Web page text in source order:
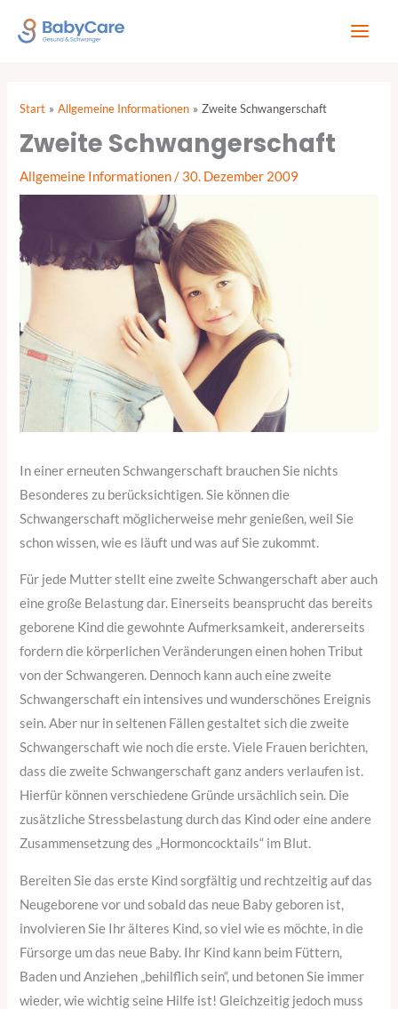
Inhalt
Start Allgemeine Informationen Zweite Schwangerschaft
Zweite Schwangerschaft
Allgemeine Informationen/ 30. Dezember 2009
In einer erneuten Schwangerschaft brauchen Sie nichts
Besonderes zu berücksichtigen. Sie können die
Schwangerschaft möglicherweise mehr genießen, weil Sie
schon wissen, wie es läuft und was auf Sie zukommt.
Für jede Mutter stellt eine zweite Schwangerschaft aber auch
eine große Belastung dar. Einerseits beansprucht das bereits
geborene Kind die gewohnte Aufmerksamkeit, andererseits
fordern die körperlichen Veränderungen einen hohen Tribut
von der Schwangeren. Dennoch kann auch eine zweite
Schwangerschaft ein intensives und wunderschönes Ereignis
sein. Aber nur in seltenen Fällen gestaltet sich die zweite
Schwangerschaft wie noch die erste. Viele Frauen berichten,
dass die zweite Schwangerschaft ganz anders verlaufen ist.
Hierfür können verschiedene Gründe ursächlich sein. Die
zusätzliche Stressbelastung durch das Kind oder eine andere
Zusammensetzung des „Hormoncocktails“ im Blut.
Bereiten Sie das erste Kind sorgfältig und rechtzeitig auf das
Neugeborene vor und sobald das neue Baby geboren ist,
involvieren Sie Ihr älteres Kind, so viel wie es möchte, in die
Fürsorge um das neue Baby. Ihr Kind kann beim Füttern,
Baden und Anziehen „behilflich sein“, und betonen Sie immer
wieder, wie wichtig seine Hilfe ist! Gleichzeitig jedoch muss